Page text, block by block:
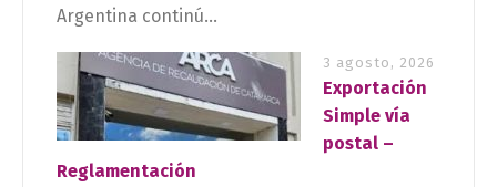
Argentina continú...
3 agosto, 2026
Exportación
Simple vía
postal –
Reglamentación